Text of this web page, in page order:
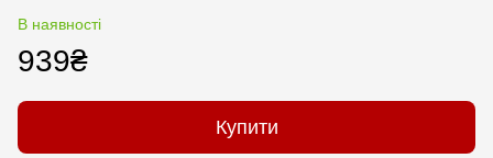
В наявності
939₴
Купити